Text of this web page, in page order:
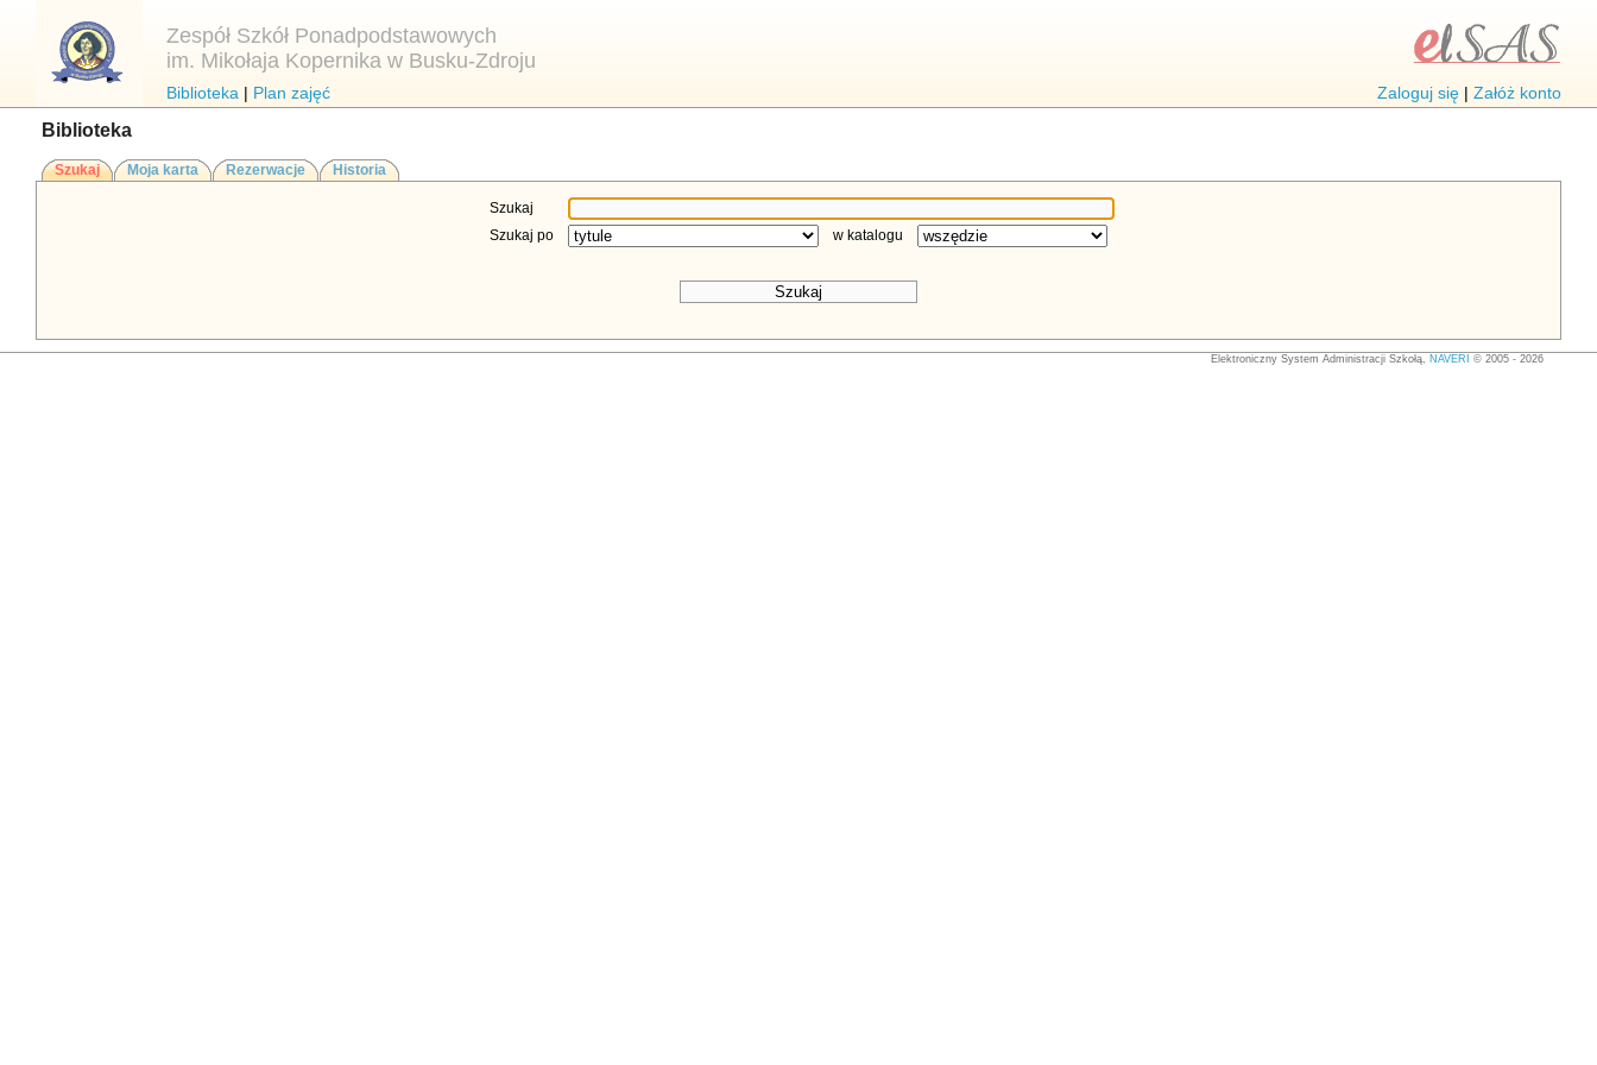
Zespół Szkół Ponadpodstawowych
im. Mikołaja Kopernika w Busku-Zdroju
Zaloguj się | Załóż konto
Biblioteka | Plan zajęć
Biblioteka
Szukaj Moja karta Rezerwacje Historia
Szukaj
Szukaj po
w katalogu
Elektroniczny System Administracji Szkołą, NAVERI © 2005 - 2026